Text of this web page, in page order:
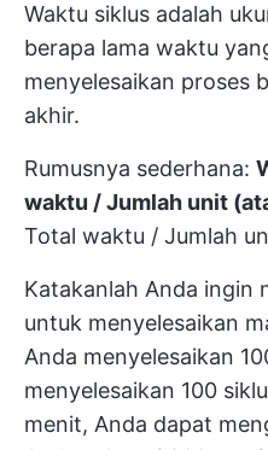
Waktu siklus adalah
berapa lama waktu
menyelesaikan proses
akhir.
Rumusnya sederhana:
waktu / Jumlah unit
Total waktu / Jumlah
Katakanlah Anda ingin
untuk menyelesaikan
Anda menyelesaikan
menyelesaikan 100
menit, Anda dapat